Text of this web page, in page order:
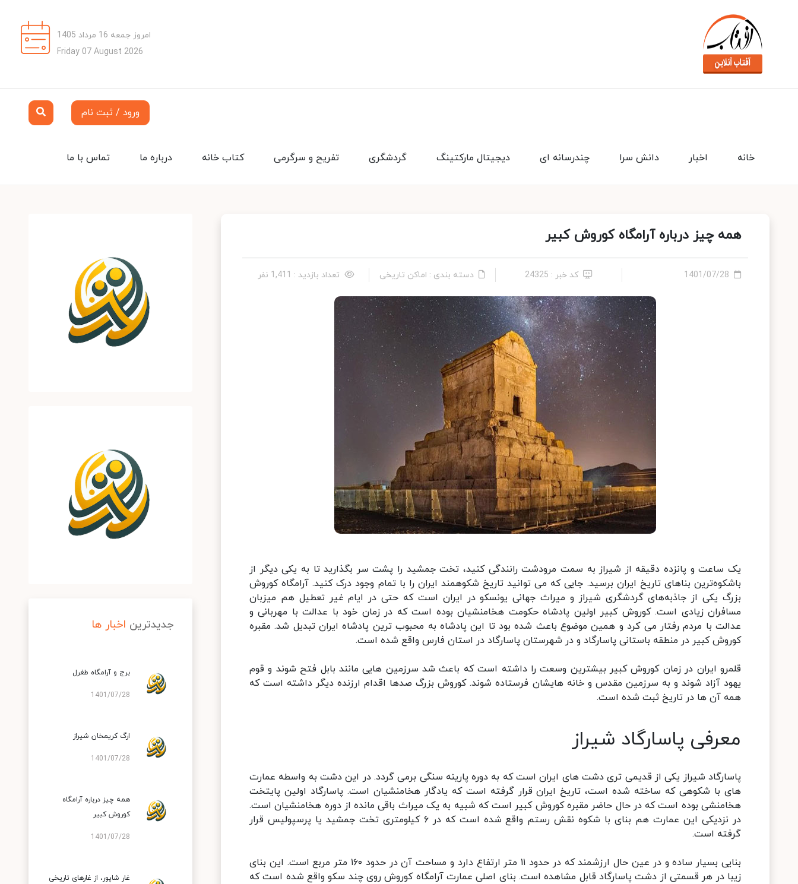
امروز جمعه 16 مرداد 1405
Friday 07 August 2026
ورود / ثبت نام
تماس با ما درباره ما کتاب خانه تفریح و سرگرمی گردشگری دیجیتال مارکتینگ چندرسانه ای دانش سرا اخبار خانه
همه چیز درباره آرامگاه کوروش کبیر
1401/07/28 کد خبر : 24325 دسته بندی : اماکن تاریخی تعداد بازدید : 1,411 نفر
یک ساعت و پانزده دقیقه از شیراز به سمت مرودشت رانندگی کنید، تخت جمشید را پشت سر بگذارید تا به یکی دیگر از
باشکوه‌ترین بناهای تاریخ ایران برسید. جایی که می توانید تاریخ شکوهمند ایران را با تمام وجود درک کنید. آرامگاه کوروش
بزرگ یکی از جاذبه‌های گردشگری شیراز و میراث جهانی یونسکو در ایران است که حتی در ایام غیر تعطیل هم میزبان
مسافران زیادی است. کوروش کبیر اولین پادشاه حکومت هخامنشیان بوده است که در زمان خود با عدالت با مهربانی و
عدالت با مردم رفتار می کرد و همین موضوع باعث شده بود تا این پادشاه به محبوب ترین پادشاه ایران تبدیل شد. مقبره
کوروش کبیر در منطقه باستانی پاسارگاد و در شهرستان پاسارگاد در استان فارس واقع شده است.
قلمرو ایران در زمان کوروش کبیر بیشترین وسعت را داشته است که باعث شد سرزمین هایی مانند بابل فتح شوند و قوم
یهود آزاد شوند و به سرزمین مقدس و خانه هایشان فرستاده شوند. کوروش بزرگ صدها اقدام ارزنده دیگر داشته است که
همه آن ها در تاریخ ثبت شده است.
معرفی پاسارگاد شیراز
پاسارگاد شیراز یکی از قدیمی تری دشت های ایران است که به دوره پارینه سنگی برمی گردد. در این دشت به واسطه عمارت
های با شکوهی که ساخته شده است، تاریخ ایران قرار گرفته است که یادگار هخامنشیان است. پاسارگاد اولین پایتخت
هخامنشی بوده است که در حال حاضر مقبره کوروش کبیر است که شبیه به یک میراث باقی مانده از دوره هخامنشیان است.
در نزدیکی این عمارت هم بنای با شکوه نقش رستم واقع شده است که در ۶ کیلومتری تخت جمشید یا پرسپولیس قرار
گرفته است.
بنایی بسیار ساده و در عین حال ارزشمند که در حدود ۱۱ متر ارتفاع دارد و مساحت آن در حدود ۱۶۰ متر مربع است. این بنای
زیبا در هر قسمتی از دشت پاسارگاد قابل مشاهده است. بنای اصلی عمارت آرامگاه کوروش روی چند سکو واقع شده است که
جدیدترین اخبار ها
برج و آرامگاه طغرل
1401/07/28
ارگ کریمخان شیراز
1401/07/28
همه چیز درباره آرامگاه
کوروش کبیر
1401/07/28
غار شاپور، از غارهای تاریخی